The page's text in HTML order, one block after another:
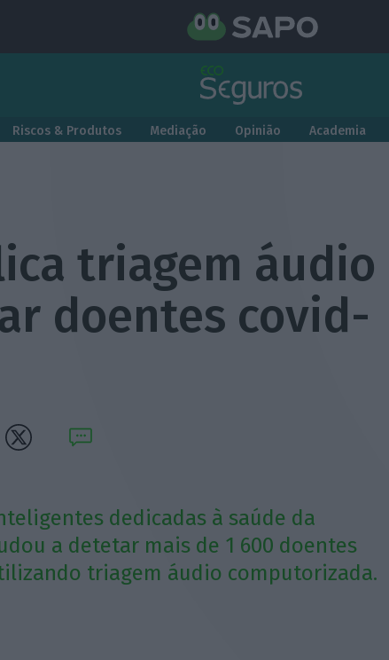
Riscos & Produtos Mediação Opinião Academia
triagem áudio
doentes covid-
dedicadas à saúde da
a detetar mais de 1 600 doentes
triagem áudio computorizada.